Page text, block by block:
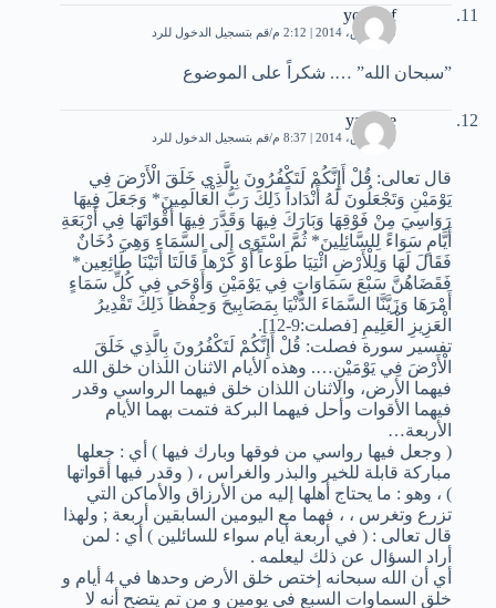
youssef
10 مارس، 2014 | 2:12 م قم بتسجيل الدخول للرد
”سبحان الله” …. شكراً على الموضوع
yassine
30 مارس، 2014 | 8:37 م قم بتسجيل الدخول للرد
قال تعالى: قُلْ أَإِنَّكُمْ لَتَكْفُرُونَ بِالَّذِي خَلَقَ الْأَرْضَ فِي
يَوْمَيْنِ وَتَجْعَلُونَ لَهُ أَنْدَاداً ذَلِكَ رَبُّ الْعَالَمِينَ* وَجَعَلَ فِيهَا
رَوَاسِيَ مِنْ فَوْقِهَا وَبَارَكَ فِيهَا وَقَدَّرَ فِيهَا أَقْوَاتَهَا فِي أَرْبَعَةِ
أَيَّامٍ سَوَاءً لِلسَّائِلِينَ* ثُمَّ اسْتَوَى إِلَى السَّمَاءِ وَهِيَ دُخَانٌ
فَقَالَ لَهَا وَلِلْأَرْضِ ائْتِيَا طَوْعاً أَوْ كَرْهاً قَالَتَا أَتَيْنَا طَائِعِين*
فَقَضَاهُنَّ سَبْعَ سَمَاوَاتٍ فِي يَوْمَيْنِ وَأَوْحَى فِي كُلِّ سَمَاءٍ
أَمْرَهَا وَزَيَّنَّا السَّمَاءَ الدُّنْيَا بِمَصَابِيحَ وَحِفْظاً ذَلِكَ تَقْدِيرُ
الْعَزِيزِ الْعَلِيمِ [فصلت:9-12].
تفسير سورة فصلت: قُلْ أَإِنَّكُمْ لَتَكْفُرُونَ بِالَّذِي خَلَقَ
الْأَرْضَ فِي يَوْمَيْنِ…. وهذه الأيام الاثنان اللذان خلق الله
فيهما الأرض، والاثنان اللذان خلق فيهما الرواسي وقدر
فيهما الأقوات وأحل فيهما البركة فتمت بهما الأيام
الأربعة…
( وجعل فيها رواسي من فوقها وبارك فيها ) أي : جعلها
مباركة قابلة للخير والبذر والغراس ، ( وقدر فيها أقواتها
) ، وهو : ما يحتاج أهلها إليه من الأرزاق والأماكن التي
تزرع وتغرس ، ، فهما مع اليومين السابقين أربعة ; ولهذا
قال تعالى : ( في أربعة أيام سواء للسائلين ) أي : لمن
أراد السؤال عن ذلك ليعلمه .
أي أن الله سبحانه إختص خلق الأرض وحدها في 4 أيام و
خلق السماوات السبع في يومين و من تم يتضح أنه لا